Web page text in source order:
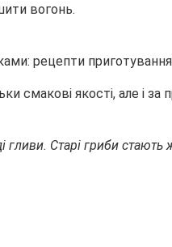
вогонь.
смакові якості, але і
Старі гриби стають